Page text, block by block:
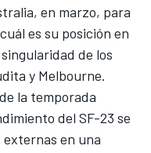
en marzo, para
es su posición en
de los
y Melbourne.
la temporada
del SF-23 se
en una